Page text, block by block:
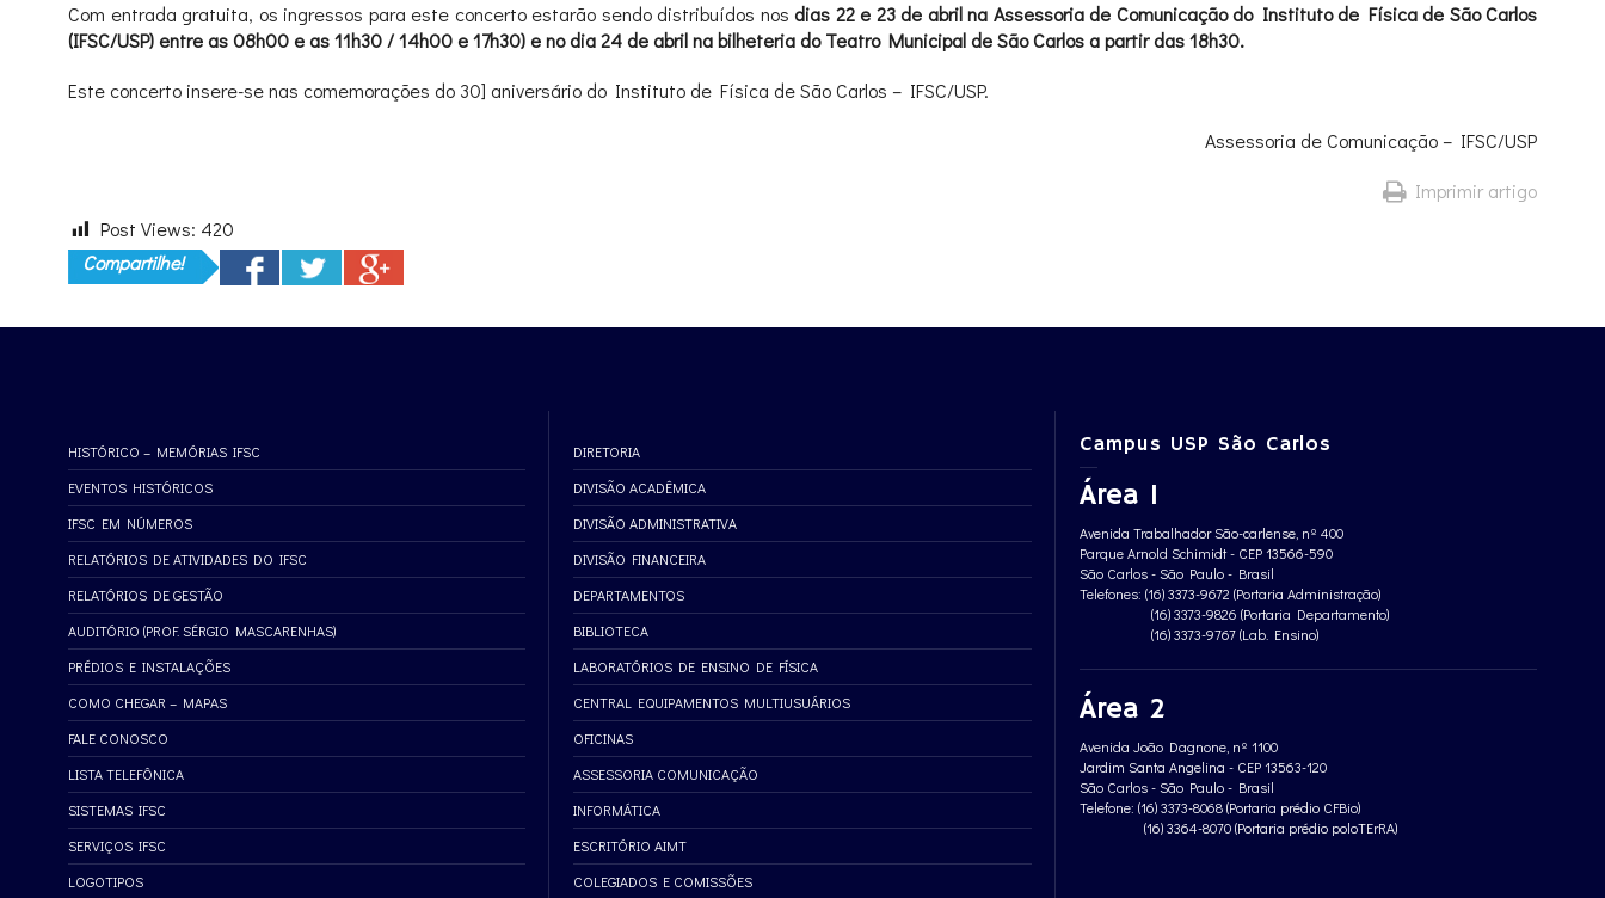
Com entrada gratuita, os ingressos para este concerto estarão sendo distribuídos nos dias 22 e 23 de abril na Assessoria de Comunicação do Instituto de Física de São Carlos
(IFSC/USP) entre as 08h00 e as 11h30 / 14h00 e 17h30) e no dia 24 de abril na bilheteria do Teatro Municipal de São Carlos a partir das 18h30.
Este concerto insere-se nas comemorações do 30] aniversário do Instituto de Física de São Carlos – IFSC/USP.
Assessoria de Comunicação – IFSC/USP
Imprimir artigo
Post Views: 420
Compartilhe!
HISTÓRICO – MEMÓRIAS IFSC
EVENTOS HISTÓRICOS
IFSC EM NÚMEROS
RELATÓRIOS DE ATIVIDADES DO IFSC
RELATÓRIOS DE GESTÃO
AUDITÓRIO (PROF. SÉRGIO MASCARENHAS)
PRÉDIOS E INSTALAÇÕES
COMO CHEGAR – MAPAS
FALE CONOSCO
LISTA TELEFÔNICA
SISTEMAS IFSC
SERVIÇOS IFSC
LOGOTIPOS
DIRETORIA
DIVISÃO ACADÊMICA
DIVISÃO ADMINISTRATIVA
DIVISÃO FINANCEIRA
DEPARTAMENTOS
BIBLIOTECA
LABORATÓRIOS DE ENSINO DE FÍSICA
CENTRAL EQUIPAMENTOS MULTIUSUÁRIOS
OFICINAS
ASSESSORIA COMUNICAÇÃO
INFORMÁTICA
ESCRITÓRIO AIMT
COLEGIADOS E COMISSÕES
Campus USP São Carlos
Área 1
Avenida Trabalhador São-carlense, nº 400
Parque Arnold Schimidt - CEP 13566-590
São Carlos - São Paulo - Brasil
Telefones: (16) 3373-9672 (Portaria Administração)
(16) 3373-9826 (Portaria Departamento)
(16) 3373-9767 (Lab. Ensino)
Área 2
Avenida João Dagnone, nº 1100
Jardim Santa Angelina - CEP 13563-120
São Carlos - São Paulo - Brasil
Telefone: (16) 3373-8068 (Portaria prédio CFBio)
(16) 3364-8070 (Portaria prédio poloTErRA)